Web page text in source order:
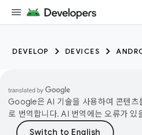
DEVELOP DEVICES
Google은 AI 기술을 사용하여 콘텐츠
로 번역합니다. AI 번역에는 오류가 있